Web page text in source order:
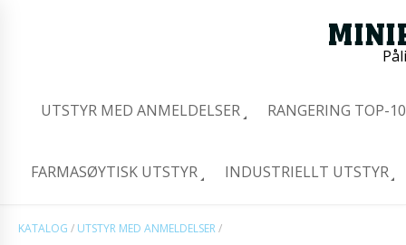
UTSTYR MED ANMELDELSER RANGERING TOP-
FARMASØYTISK UTSTYR INDUSTRIELLT UTSTYR
KATALOG / UTSTYR MED ANMELDELSER/